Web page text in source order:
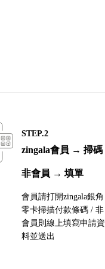
STEP.2
zingala會員 → 掃碼
非會員 → 填單
會員請打開zingala銀角
零卡掃描付款條碼 / 非
會員則線上填寫申請資
料並送出